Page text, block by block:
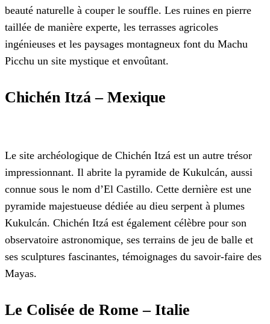
beauté naturelle à couper le souffle. Les ruines en pierre
taillée de manière experte, les terrasses agricoles
ingénieuses et les paysages montagneux font du Machu
Picchu un site mystique et envoûtant.
Chichén Itzá – Mexique
Le site archéologique de Chichén Itzá est un autre trésor
impressionnant. Il abrite la pyramide de Kukulcán, aussi
connue sous le nom d’El Castillo. Cette dernière est une
pyramide majestueuse dédiée au dieu serpent à plumes
Kukulcán. Chichén Itzá est également célèbre pour son
observatoire astronomique, ses terrains de jeu de balle et
ses sculptures fascinantes, témoignages du savoir-faire des
Mayas.
Le Colisée de Rome – Italie